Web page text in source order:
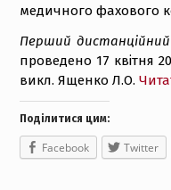
медичного фахового
Перший дистанційний
проведено 17 квітня
викл. Ященко Л.О.
Поділитися цим:
Facebook Twitter